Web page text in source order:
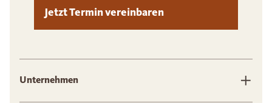
Jetzt Termin vereinbaren
Unternehmen